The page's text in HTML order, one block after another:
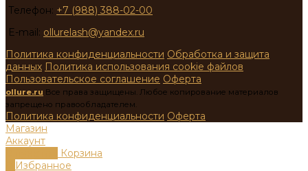
Телефон: +7 (988) 388-02-00
E-mail: ollurelash@yandex.ru
Политика конфиденциальности Обработка и защита
данных Политика использования cookie файлов
Пользовательское соглашение Оферта
ollure.ru Все права защищены. Любое копирование материалов
запрещено правообладателем.
Политика конфиденциальности Оферта
Магазин
Аккаунт
Корзина
Избранное